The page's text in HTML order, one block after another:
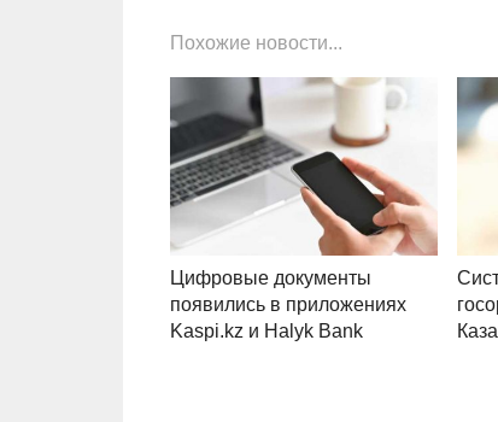
Похожие новости...
Цифровые документы
появились в приложениях
Kaspi.kz и Halyk Bank